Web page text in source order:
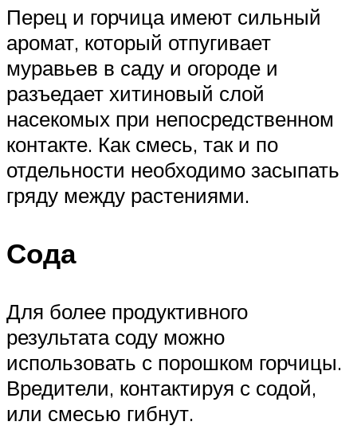
Перец и горчица имеют сильный
аромат, который отпугивает
муравьев в саду и огороде и
разъедает хитиновый слой
насекомых при непосредственном
контакте. Как смесь, так и по
отдельности необходимо засыпать
гряду между растениями.
Сода
Для более продуктивного
результата соду можно
использовать с порошком горчицы.
Вредители, контактируя с содой,
или смесью гибнут.